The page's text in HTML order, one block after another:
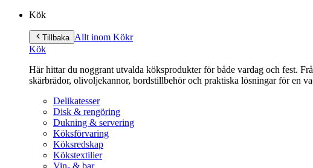
Kök
Tillbaka Allt inom Kökr
Kök
Här hittar du noggrant utvalda köksprodukter för både vardag och fest.
skärbrädor, olivoljekannor, bordstillbehör och praktiska lösningar för en
Delikatesser
Disk & rengöring
Dukning & servering
Köksförvaring
Köksredskap
Kökstextilier
Vin- & bar